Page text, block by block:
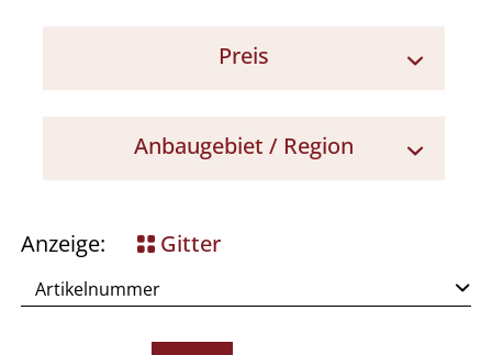
Preis
Anbaugebiet / Region
Mittelitalien
Anzeige: Gitter